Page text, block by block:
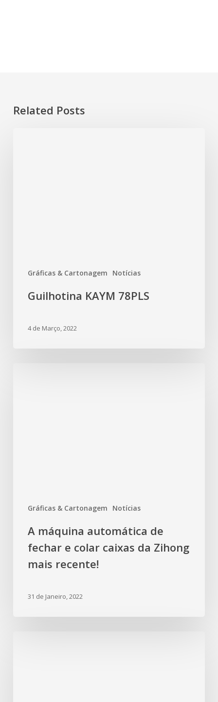
Related Posts
Gráficas & Cartonagem Notícias
Guilhotina KAYM 78PLS
4 de Março, 2022
Gráficas & Cartonagem Notícias
A máquina automática de
fechar e colar caixas da Zihong
mais recente!
31 de Janeiro, 2022